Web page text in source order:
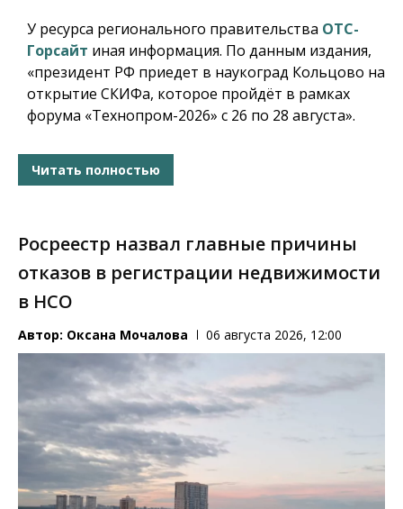
У ресурса регионального правительства ОТС-
Горсайт иная информация. По данным издания,
«президент РФ приедет в наукоград Кольцово на
открытие СКИФа, которое пройдёт в рамках
форума «Технопром-2026» с 26 по 28 августа».
Читать полностью
Росреестр назвал главные причины
отказов в регистрации недвижимости
в НСО
Автор: Оксана Мочалова 06 августа 2026, 12:00